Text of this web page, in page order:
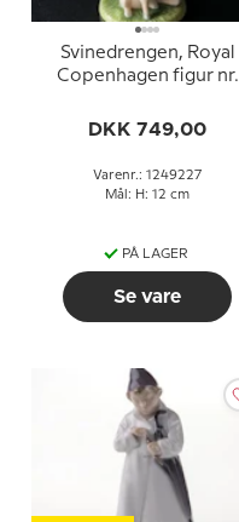
Svinedrengen, Royal
Copenhagen figur nr.
DKK 749,00
Varenr.: 1249227
Mål: H: 12 cm
PÅ LAGER
Se vare